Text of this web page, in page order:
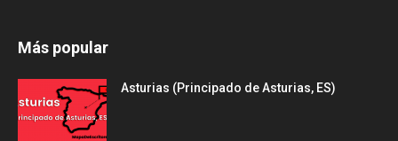
Más popular
Asturias (Principado de Asturias, ES)